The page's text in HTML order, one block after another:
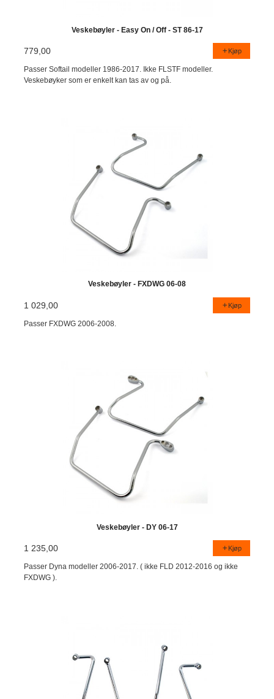
Veskebøyler - Easy On / Off - ST 86-17
779,00 Kjøp
Passer Softail modeller 1986-2017. Ikke FLSTF modeller.
Veskebøyker som er enkelt kan tas av og på.
Veskebøyler - FXDWG 06-08
1 029,00 Kjøp
Passer FXDWG 2006-2008.
Veskebøyler - DY 06-17
1 235,00 Kjøp
Passer Dyna modeller 2006-2017. ( ikke FLD 2012-2016 og ikke
FXDWG ).